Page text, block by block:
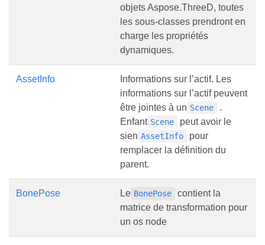
objets Aspose.ThreeD, toutes
les sous-classes prendront en
charge les propriétés
dynamiques.
AssetInfo
Informations sur l’actif. Les
informations sur l’actif peuvent
être jointes à un Scene
.
Enfant Scene
peut avoir le
sien AssetInfo
pour
remplacer la définition du
parent.
BonePose Le BonePose
contient la
matrice de transformation pour
un os node